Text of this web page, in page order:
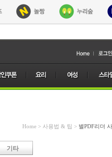
Home > 사용법 & 팁 > 별PDF리더
기타